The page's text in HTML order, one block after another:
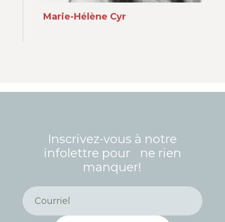
Marie-Hélène Cyr
Inscrivez-vous à notre
infolettre pour ne rien
manquer!